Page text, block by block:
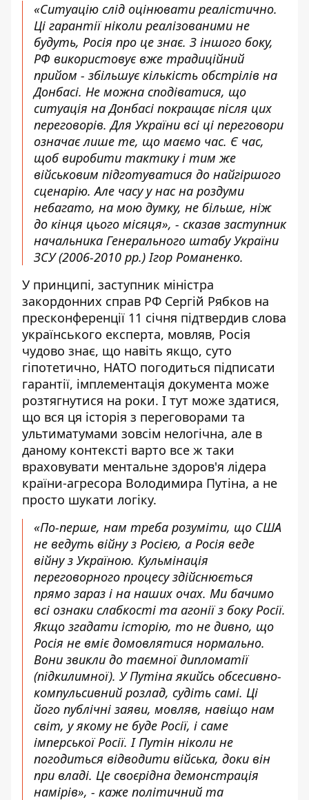
«Ситуацію слід оцінювати реалістично.
Ці гарантії ніколи реалізованими не
будуть, Росія про це знає. З іншого боку,
РФ використовує вже традиційний
прийом - збільшує кількість обстрілів на
Донбасі. Не можна сподіватися, що
ситуація на Донбасі покращає після цих
переговорів. Для України всі ці переговори
означає лише те, що маємо час. Є час,
щоб виробити тактику і тим же
військовим підготуватися до найгіршого
сценарію. Але часу у нас на роздуми
небагато, на мою думку, не більше, ніж
до кінця цього місяця», - сказав заступник
начальника Генерального штабу України
ЗСУ (2006-2010 рр.) Ігор Романенко.
У принципі, заступник міністра
закордонних справ РФ Сергій Рябков на
пресконференції 11 січня підтвердив слова
українського експерта, мовляв, Росія
чудово знає, що навіть якщо, суто
гіпотетично, НАТО погодиться підписати
гарантії, імплементація документа може
розтягнутися на роки. І тут може здатися,
що вся ця історія з переговорами та
ультиматумами зовсім нелогічна, але в
даному контексті варто все ж таки
враховувати ментальне здоров'я лідера
країни-агресора Володимира Путіна, а не
просто шукати логіку.
«По-перше, нам треба розуміти, що США
не ведуть війну з Росією, а Росія веде
війну з Україною. Кульмінація
переговорного процесу здійснюється
прямо зараз і на наших очах. Ми бачимо
всі ознаки слабкості та агонії з боку Росії.
Якщо згадати історію, то не дивно, що
Росія не вміє домовлятися нормально.
Вони звикли до таємної дипломатії
(підкилимної). У Путіна якийсь обсесивно-
компульсивний розлад, судіть самі. Ці
його публічні заяви, мовляв, навіщо нам
світ, у якому не буде Росії, і саме
імперської Росії. І Путін ніколи не
погодиться відводити війська, доки він
при владі. Це своєрідна демонстрація
намірів», - каже політичний та